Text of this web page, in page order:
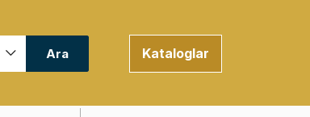
Ara Kataloglar